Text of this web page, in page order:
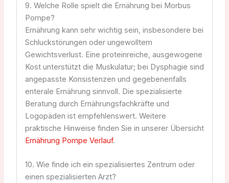
9. Welche Rolle spielt die Ernährung bei Morbus
Pompe?
Ernährung kann sehr wichtig sein, insbesondere bei
Schluckstörungen oder ungewolltem
Gewichtsverlust. Eine proteinreiche, ausgewogene
Kost unterstützt die Muskulatur; bei Dysphagie sind
angepasste Konsistenzen und gegebenenfalls
enterale Ernährung sinnvoll. Die spezialisierte
Beratung durch Ernährungsfachkräfte und
Logopäden ist empfehlenswert. Weitere
praktische Hinweise finden Sie in unserer Übersicht
Ernährung Pompe Verlauf.
10. Wie finde ich ein spezialisiertes Zentrum oder
einen spezialisierten Arzt?